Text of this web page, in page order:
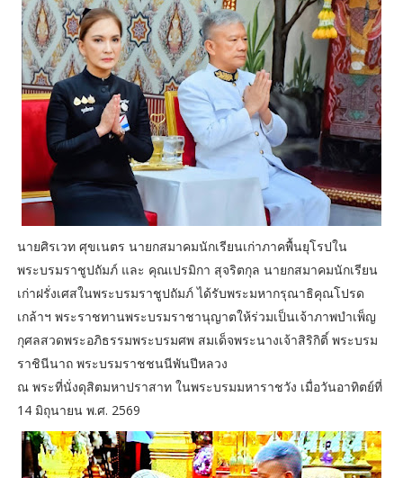
นายศิรเวท ศุขเนตร นายกสมาคมนักเรียนเก่าภาคพื้นยุโรปใน
พระบรมราชูปถัมภ์ และ คุณเปรมิกา สุจริตกุล นายกสมาคมนักเรียน
เก่าฝรั่งเศสในพระบรมราชูปถัมภ์ ได้รับพระมหากรุณาธิคุณโปรด
เกล้าฯ พระราชทานพระบรมราชานุญาตให้ร่วมเป็นเจ้าภาพบำเพ็ญ
กุศลสวดพระอภิธรรมพระบรมศพ สมเด็จพระนางเจ้าสิริกิติ์ พระบรม
ราชินีนาถ พระบรมราชชนนีพันปีหลวง
ณ พระที่นั่งดุสิตมหาปราสาท ในพระบรมมหาราชวัง เมื่อวันอาทิตย์ที่
14 มิถุนายน พ.ศ. 2569